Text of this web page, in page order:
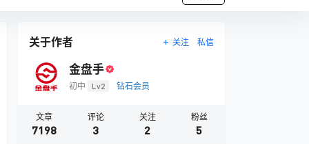
关于作者 关注 私信
金盘手
初中 Lv2 钻石会员
文章
7198
评论
3
关注
2
粉丝
5